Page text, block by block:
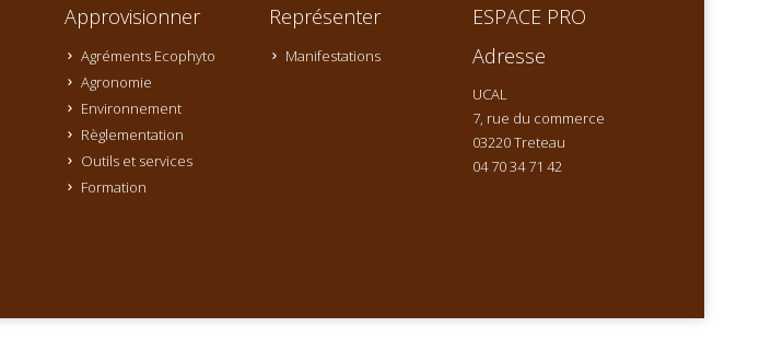
Approvisionner
Agréments Ecophyto
Agronomie
Environnement
Règlementation
Outils et services
Formation
Représenter
Manifestations
ESPACE PRO
Adresse
UCAL
7, rue du commerce
03220 Treteau
04 70 34 71 42